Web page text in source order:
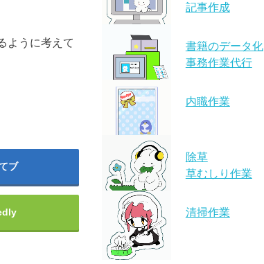
ように考えて
ブ
記事作成
書籍のデータ化
事務作業代行
内職作業
除草
草むしり作業
清掃作業